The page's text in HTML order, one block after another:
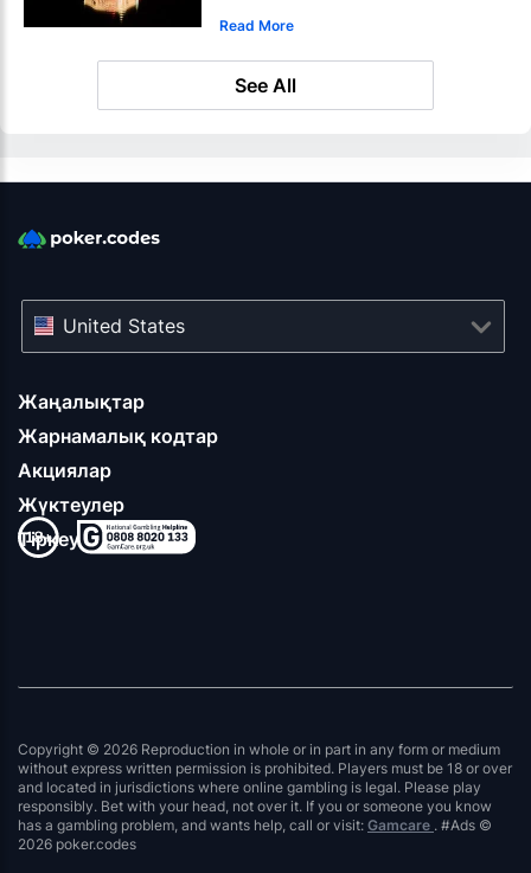
Read More
See All
Жаңалықтар
Жарнамалық кодтар
Акциялар
Жүктеулер
Тіркеу
United States
Copyright © 2026 Reproduction in whole or in part in any form or medium
without express written permission is prohibited. Players must be 18 or over
and located in jurisdictions where online gambling is legal. Please play
responsibly. Bet with your head, not over it. If you or someone you know
has a gambling problem, and wants help, call or visit: Gamcare . #Ads ©
2026 poker.codes